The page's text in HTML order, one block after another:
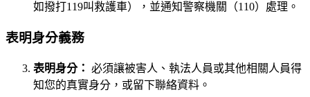
如撥打119叫救護車），並通知警察機關（110）處理。
表明身分義務
表明身分： 必須讓被害人、執法人員或其他相關人員得
知您的真實身分，或留下聯絡資料。